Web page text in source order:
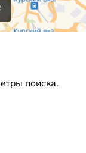
поиска.